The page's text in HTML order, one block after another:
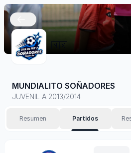
🇲🇽
MUNDIALITO SOÑADORES
JUVENIL A 2013/2014
Resumen Partidos